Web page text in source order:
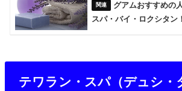
グアムおすすめの
スパ・バイ・ロクシタン！
テワラン・スパ（デュシ・